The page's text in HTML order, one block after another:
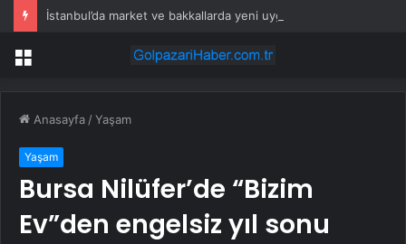
Menü
Anasayfa /Yaşam
Yaşam
Bursa Nilüfer’de “Bizim
Ev”den engelsiz yıl sonu